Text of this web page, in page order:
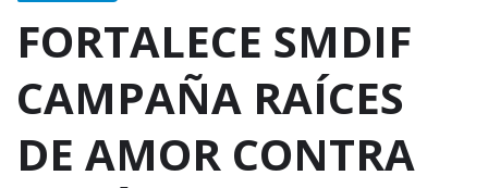
FORTALECE SMDIF
CAMPAÑA RAÍCES
DE AMOR CONTRA